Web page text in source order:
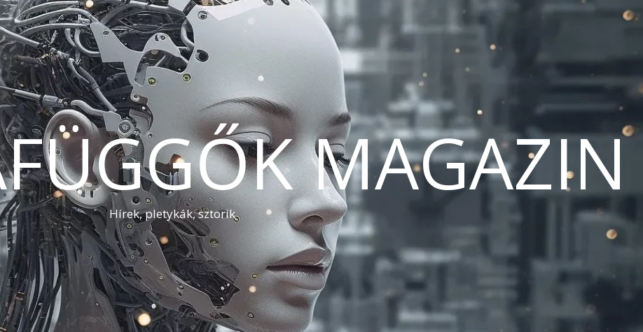
MAGAZIN
Hírek, pletykák, sztorik